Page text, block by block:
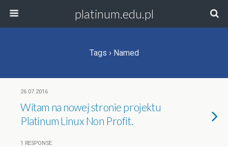
platinum.edu.pl
Tags › Named
26.07.2016
Witam na nowej stronie projektu
Platinum Linux Non Profit.
1 RESPONSE